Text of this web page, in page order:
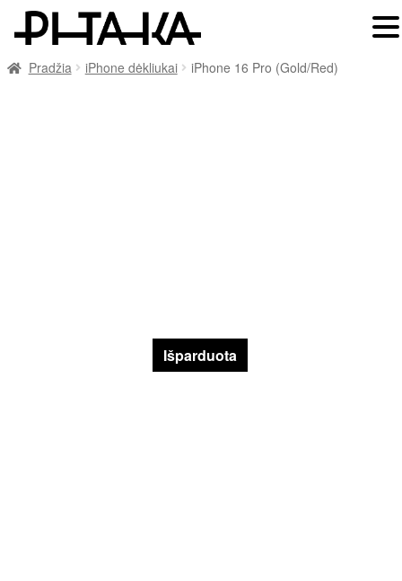
Pradžia iPhone dėkliukai iPhone 16 Pro (Gold/Red)
Išparduota